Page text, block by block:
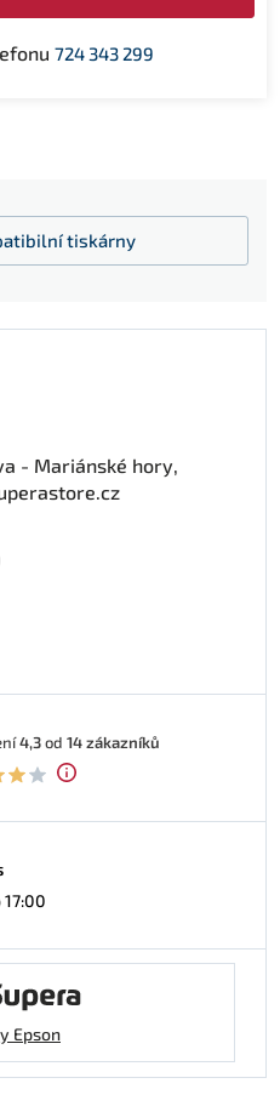
724 343 299
tiskárny
- Mariánské hory,
4,3od 14zákazníků
Epson